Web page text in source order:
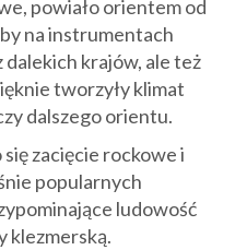
powiało orientem od
na instrumentach
krajów, ale też
tworzyły klimat
dalszego orientu.
się zacięcie rockowe i
popularnych
ludowość
klezmerską.